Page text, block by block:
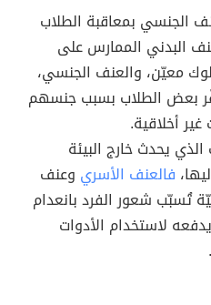
الجنسي بمعاقبة الطلاب
البدني الممارس على
معيّن، والعنف الجنسي،
بعض الطلاب بسبب جنسهم
أخلاقية.
يحدث خارج البيئة
فالعنف الأسري وعنف
تُسبّب شعور الفرد بانعدام
لاستخدام الأدوات